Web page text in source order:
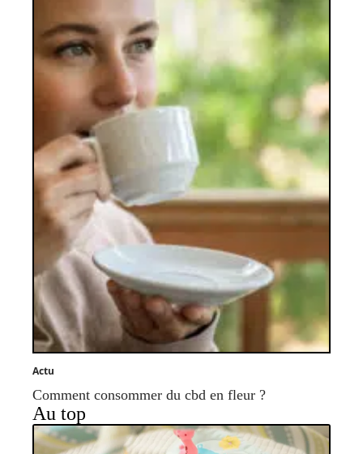
Actu
Comment consommer du cbd en fleur ?
Au top